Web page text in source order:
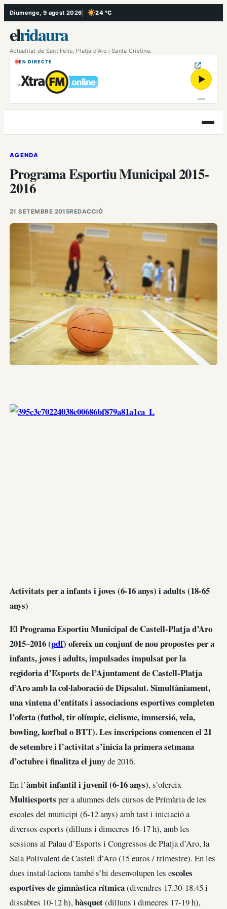
Vés
al
contingut
Diumenge, 9 agost 2026 24 °C
, Cel serè
elridaura
Actualitat de Sant Feliu, Platja d’Aro i Santa Cristina.
EN DIRECTE
▶
Obre
el
AGENDA
Programa Esportiu Municipal 2015-
2016
21 SETEMBRE 2015REDACCIÓ
Activitats per a infants i joves (6-16 anys) i adults (18-65
anys)
El Programa Esportiu Municipal de Castell-Platja d’Aro
2015–2016 (pdf) ofereix un conjunt de nou propostes per a
infants, joves i adults, impulsades impulsat per la
regidoria d’Esports de l’Ajuntament de Castell-Platja
d’Aro amb la col·laboració de Dipsalut. Simultàniament,
una vintena d’entitats i associacions esportives completen
l’oferta (futbol, tir olímpic, ciclisme, immersió, vela,
bowling, korfbal o BTT). Les inscripcions comencen el 21
de setembre i l’activitat s’inicia la primera setmana
d’octubre i finalitza el juny de 2016.
En l’àmbit infantil i juvenil (6-16 anys), s’ofereix
Multiesports per a alumnes dels cursos de Primària de les
escoles del municipi (6-12 anys) amb tast i iniciació a
diversos esports (dilluns i dimecres 16-17 h), amb les
sessions al Palau d’Esports i Congressos de Platja d’Aro, la
Sala Polivalent de Castell d’Aro (15 euros / trimestre). En les
dues instal·lacions també s’hi desenvolupen les escoles
esportives de gimnàstica rítmica(divendres 17.30-18.45 i
dissabtes 10-12 h), bàsquet(dilluns i dimecres 17-19 h),